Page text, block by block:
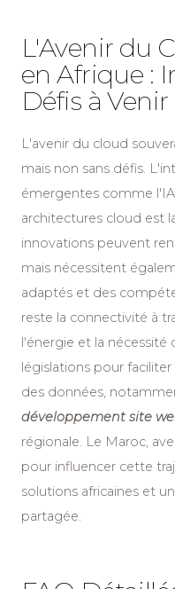
L'Avenir du
en Afrique :
Défis à Venir
L'avenir du cloud
mais non sans défis.
émergentes comme
architectures cloud est
innovations peuvent
mais nécessitent
adaptés et des
reste la connectivité à
l'énergie et la nécessité
législations pour
des données,
développement site
régionale. Le Maroc,
pour influencer cette
solutions africaines et
partagée.